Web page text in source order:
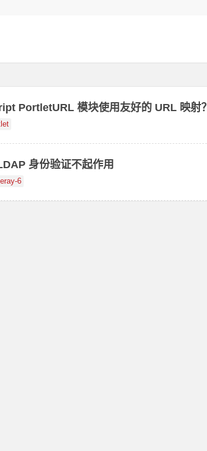
PortletURL 模块使用友好的 URL 映射？
身份验证不起作用
6